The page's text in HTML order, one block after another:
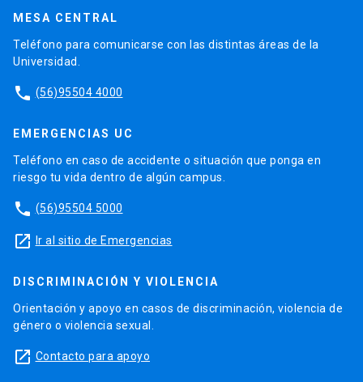
MESA CENTRAL
Teléfono para comunicarse con las distintas áreas de la
Universidad.
phone (56)95504 4000
EMERGENCIAS UC
Teléfono en caso de accidente o situación que ponga en
riesgo tu vida dentro de algún campus.
phone (56)95504 5000
launch Ir al sitio de Emergencias
DISCRIMINACIÓN Y VIOLENCIA
Orientación y apoyo en casos de discriminación, violencia de
género o violencia sexual.
launch Contacto para apoyo